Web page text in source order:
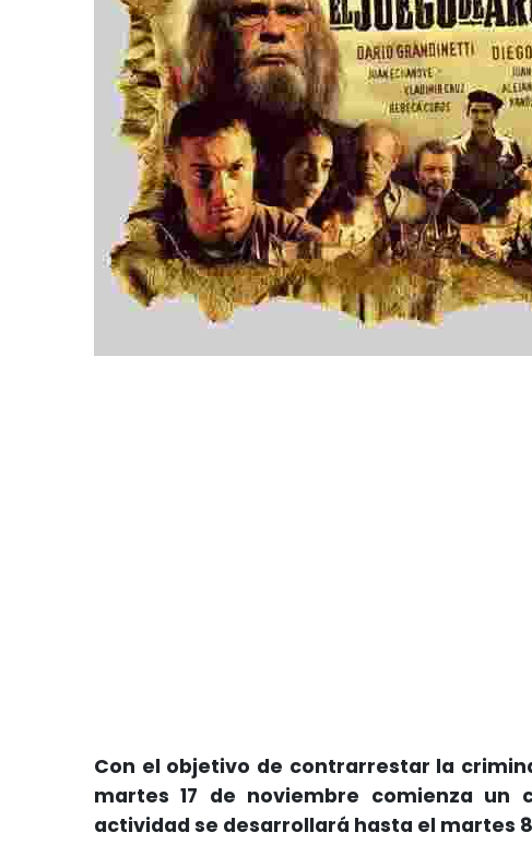
Con el objetivo de contrarrestar la
martes 17 de noviembre comienza
actividad se desarrollará hasta el martes